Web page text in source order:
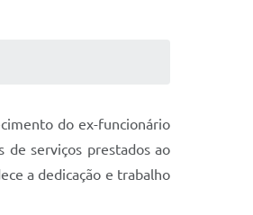
do ex-funcionário
de serviços prestados ao
a dedicação e trabalho